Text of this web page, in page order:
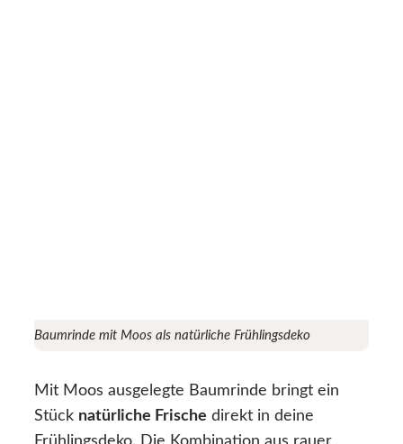
Baumrinde mit Moos als natürliche Frühlingsdeko
Mit Moos ausgelegte Baumrinde bringt ein
Stück natürliche Frische direkt in deine